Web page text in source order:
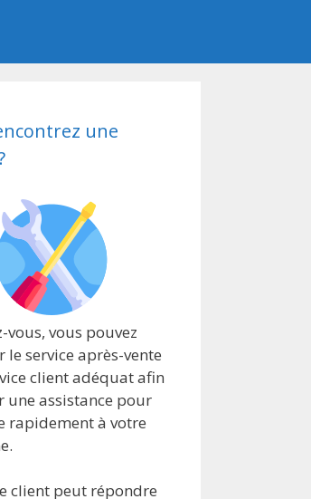
une
vous, vous pouvez
le service après-vente
client adéquat afin
une assistance pour
rapidement à votre
client peut répondre